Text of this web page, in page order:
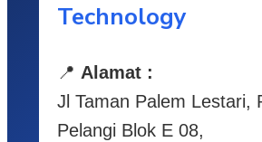
Technology
📍 Alamat :
Jl Taman Palem Lestari,
Pelangi Blok E 08,